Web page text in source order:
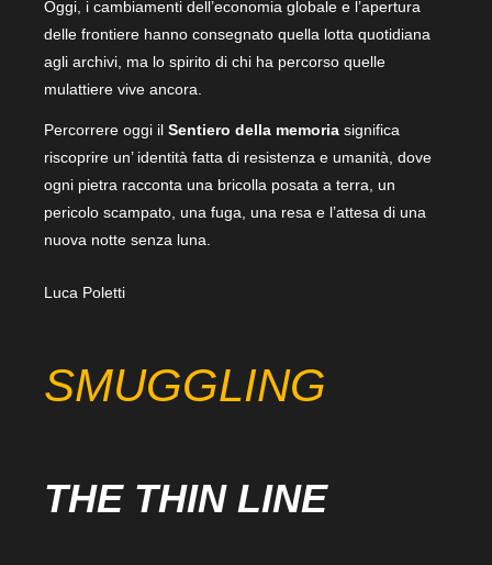
Oggi, i cambiamenti dell’economia globale e l’apertura
delle frontiere hanno consegnato quella lotta quotidiana
agli archivi, ma lo spirito di chi ha percorso quelle
mulattiere vive ancora.
Percorrere oggi il Sentiero della memoria significa
riscoprire un’ identità fatta di resistenza e umanità, dove
ogni pietra racconta una bricolla posata a terra, un
pericolo scampato, una fuga, una resa e l’attesa di una
nuova notte senza luna.
Luca Poletti
SMUGGLING
THE THIN LINE